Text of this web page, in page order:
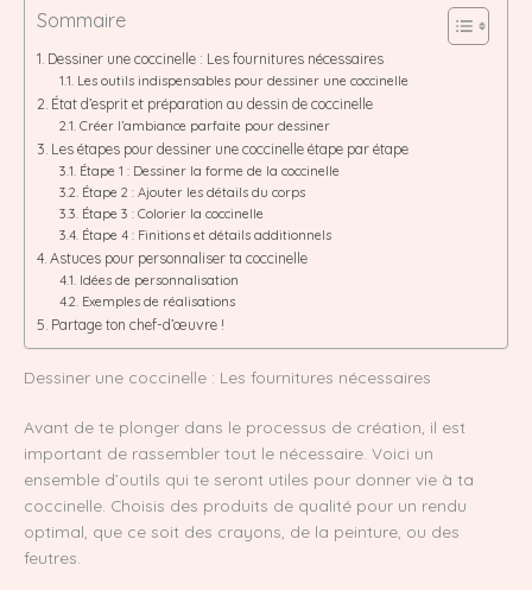
Sommaire
Dessiner une coccinelle : Les fournitures nécessaires
Les outils indispensables pour dessiner une coccinelle
État d’esprit et préparation au dessin de coccinelle
Créer l’ambiance parfaite pour dessiner
Les étapes pour dessiner une coccinelle étape par étape
Étape 1 : Dessiner la forme de la coccinelle
Étape 2 : Ajouter les détails du corps
Étape 3 : Colorier la coccinelle
Étape 4 : Finitions et détails additionnels
Astuces pour personnaliser ta coccinelle
Idées de personnalisation
Exemples de réalisations
Partage ton chef-d’œuvre !
Dessiner une coccinelle : Les fournitures nécessaires
Avant de te plonger dans le processus de création, il est
important de rassembler tout le nécessaire. Voici un
ensemble d’outils qui te seront utiles pour donner vie à ta
coccinelle. Choisis des produits de qualité pour un rendu
optimal, que ce soit des crayons, de la peinture, ou des
feutres.